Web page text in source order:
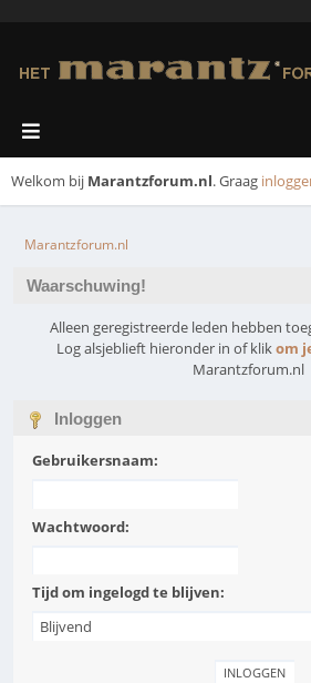
Welkom bij Marantzforum.nl. Graag
Marantzforum.nl
Waarschuwing!
Alleen geregistreerde leden hebben
Log alsjeblieft hieronder in of klikom
Marantzforum.nl
Inloggen
Gebruikersnaam:
Wachtwoord:
Tijd om ingelogd te blijven: